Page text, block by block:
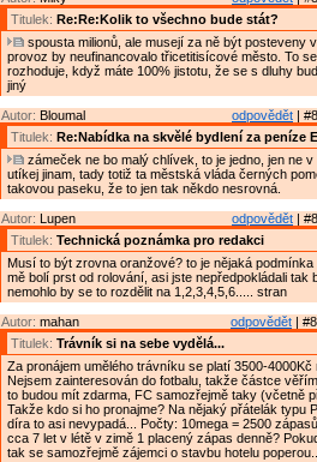
Titulek: Re:Re:Kolik to všechno bude stát?
spousta milionů, ale musejí za ně být posteveny
provoz by neufinancovalo třicetitisícové město. To
rozhoduje, když máte 100% jistotu, že se s dluhy
jiný
odpovědět |
Autor: Bloumal
Titulek: Re:Nabídka na skvělé bydlení za peníze
zámeček ne bo malý chlívek, to je jedno, jen ne v
utíkej jinam, tady totiž ta městská vláda černých
takovou paseku, že to jen tak někdo nesrovná.
odpovědět |
Autor: Lupen
Titulek: Technická poznámka pro redakci
Musí to být zrovna oranžové? to je nějaká
mě bolí prst od rolování, asi jste nepředpokládali tak
nemohlo by se to rozdělit na 1,2,3,4,5,6..... stran
odpovědět |
Autor: mahan
Titulek: Trávník si na sebe vydělá...
Za pronájem umělého trávníku se platí 3500-4000Kč
Nejsem zainteresován do fotbalu, takže částce
to budou mít zdarma, FC samozřejmě taky (včetně
Takže kdo si ho pronajme? Na nějaký přátelák typu
díra to asi nevypadá... Počty: 10mega = 2500
cca 7 let v létě v zimě 1 placený zápas denně?
tak se samozřejmě zájemci o stavbu hotelu